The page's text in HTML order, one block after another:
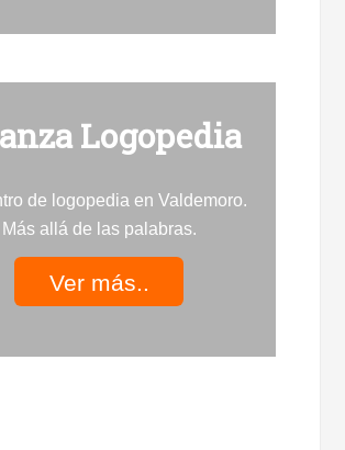
Logopedia
de logopedia en Valdemoro.
Más allá de las palabras.
Ver más..